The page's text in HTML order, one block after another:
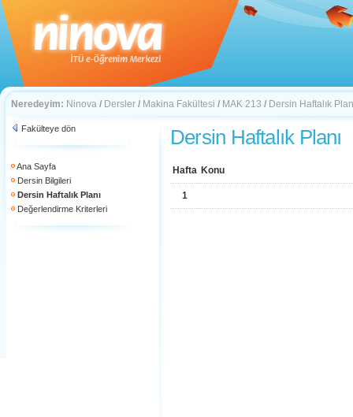
Neredeyim: Ninova / Dersler / Makina Fakültesi / MAK 213 / Dersin Haftalık
Fakülteye dön
Ana Sayfa
Dersin Bilgileri
Dersin Haftalık Planı
Değerlendirme Kriterleri
Dersin Haftalık Planı
Hafta Konu
1